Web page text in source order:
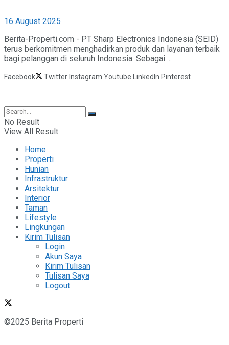
16 August 2025
Berita-Properti.com - PT Sharp Electronics Indonesia (SEID)
terus berkomitmen menghadirkan produk dan layanan terbaik
bagi pelanggan di seluruh Indonesia. Sebagai ...
Facebook Twitter Instagram Youtube LinkedIn Pinterest
No Result
View All Result
Home
Properti
Hunian
Infrastruktur
Arsitektur
Interior
Taman
Lifestyle
Lingkungan
Kirim Tulisan
Login
Akun Saya
Kirim Tulisan
Tulisan Saya
Logout
©2025 Berita Properti